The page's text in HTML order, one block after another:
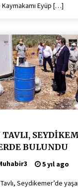
Eyüp […]
BULUNDU
5 yıl ago
Seydikemer’de